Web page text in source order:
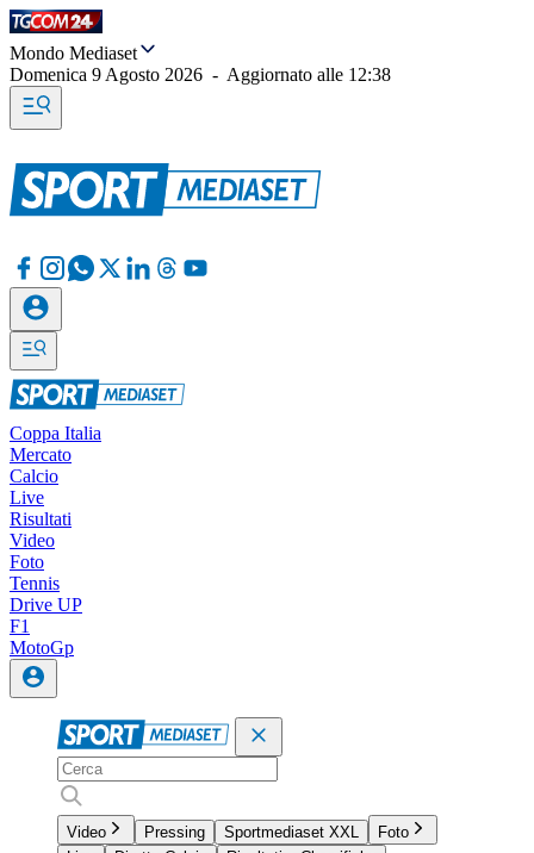
Mondo Mediaset
Domenica 9 Agosto 2026 - Aggiornato alle 12:38
Coppa Italia
Mercato
Calcio
Live
Risultati
Video
Foto
Tennis
Drive UP
F1
MotoGp
Video Pressing Sportmediaset XXL
Foto